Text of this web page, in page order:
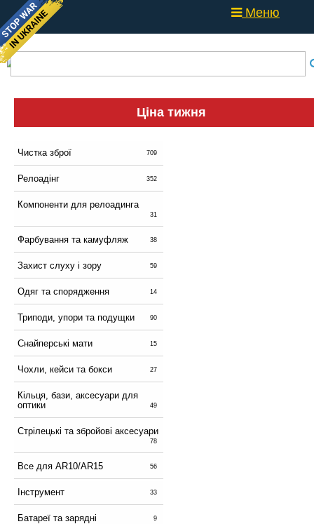
Меню
Ціна тижня
Чистка зброї 709
Релоадінг 352
Компоненти для релоадинга
31
Фарбування та камуфляж 38
Захист слуху і зору 59
Одяг та спорядження 14
Триподи, упори та подущки 90
Снайперські мати 15
Чохли, кейси та бокси 27
Кільця, бази, аксесуари для
оптики
49
Стрілецькі та збройові аксесуари
78
Все для AR10/AR15 56
Інструмент 33
Батареї та зарядні 9